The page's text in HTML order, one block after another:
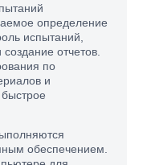
определение
испытаний,
отчетов.
по
и
обеспечением.